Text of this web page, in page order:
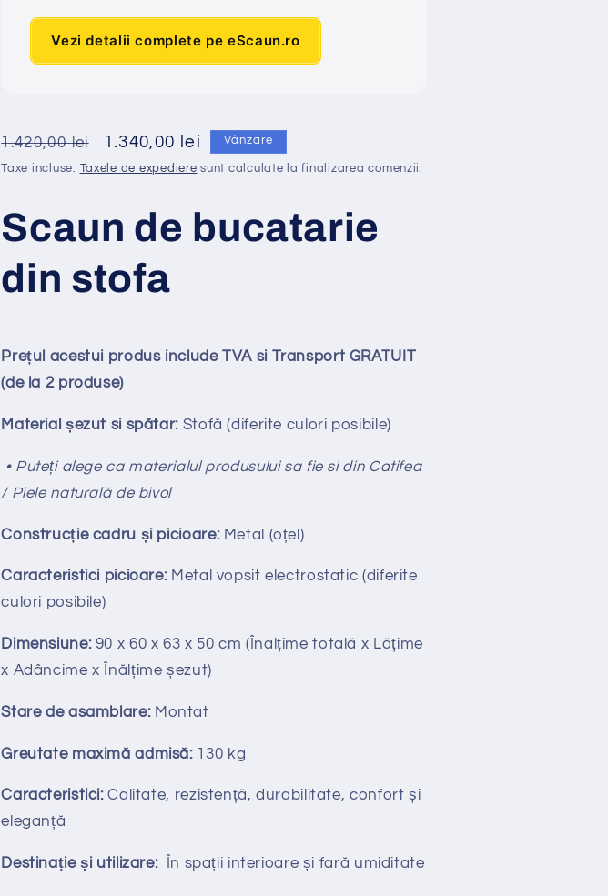
Vezi detalii complete pe eScaun.ro
Preț
obișnuit
1.420,00 lei
Preț
redus
1.340,00 lei Vânzare
Taxe incluse. Taxele de expediere sunt calculate la finalizarea comenzii.
Scaun de bucatarie
din stofa
Prețul acestui produs include TVA si Transport GRATUIT
(de la 2 produse)
Material șezut si spătar: Stofă (diferite culori posibile)
• Puteți alege ca materialul produsului sa fie si din Catifea
/ Piele naturală de bivol
Construcție cadru și picioare:Metal (oțel)
Caracteristici picioare: Metal vopsit electrostatic (diferite
culori posibile)
Dimensiune:90 x 60 x 63 x 50 cm (Înalțime totală x Lățime
x Adâncime x Înălțime șezut)
Stare de asamblare: Montat
Greutate maximă admisă: 130 kg
Caracteristici:Calitate, rezistență, durabilitate, confort și
eleganță
Destinație și utilizare:În spații interioare și fară umiditate